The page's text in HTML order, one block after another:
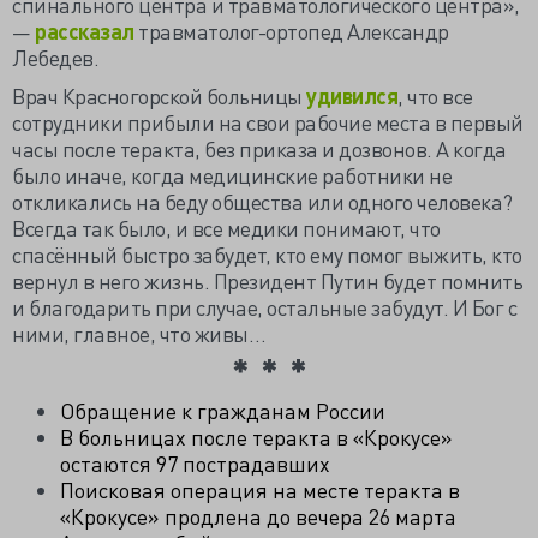
— рассказал травматолог-ортопед Александр
Лебедев.
Врач Красногорской больницы удивился, что все
сотрудники прибыли на свои рабочие места в первый
часы после теракта, без приказа и дозвонов. А когда
было иначе, когда медицинские работники не
откликались на беду общества или одного человека?
Всегда так было, и все медики понимают, что
спасённый быстро забудет, кто ему помог выжить, кто
вернул в него жизнь. Президент Путин будет помнить
и благодарить при случае, остальные забудут. И Бог с
ними, главное, что живы…
Обращение к гражданам России
В больницах после теракта в «Крокусе»
остаются 97 пострадавших
Поисковая операция на месте теракта в
«Крокусе» продлена до вечера 26 марта